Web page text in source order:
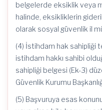
belgelerde eksiklik veya
halinde, eksikliklerin
olarak sosyal güvenlik il
(4) İstihdam hak sahipliği
istihdam hakkı sahibi
sahipliği belgesi (Ek-3)
Güvenlik Kurumu
(5) Başvuruya esas